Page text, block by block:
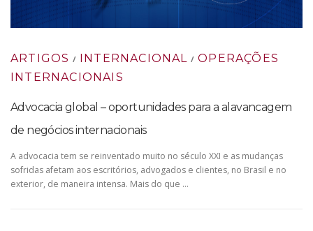
ARTIGOS / INTERNACIONAL /OPERAÇÕES
INTERNACIONAIS
Advocacia global – oportunidades para a alavancagem
de negócios internacionais
A advocacia tem se reinventado muito no século XXI e as mudanças
sofridas afetam aos escritórios, advogados e clientes, no Brasil e no
exterior, de maneira intensa. Mais do que …